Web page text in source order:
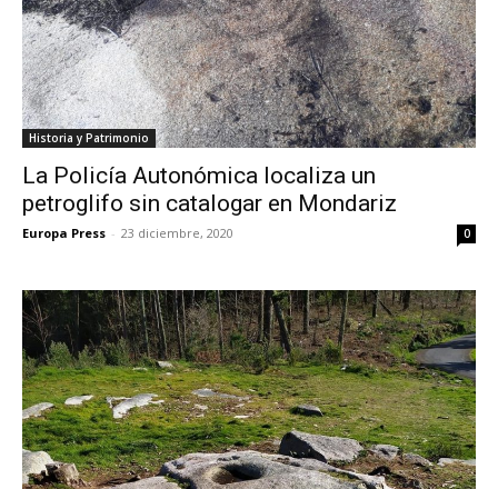
Historia y Patrimonio
La Policía Autonómica localiza un
petroglifo sin catalogar en Mondariz
Europa Press - 23 diciembre, 2020 0